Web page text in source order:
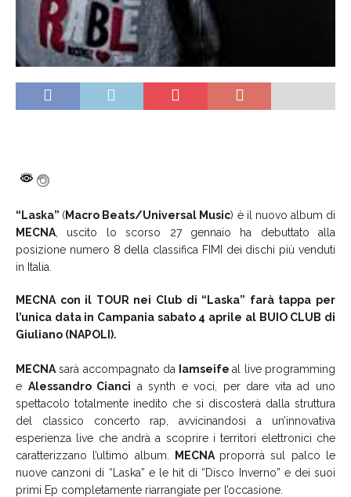
“Laska” (Macro Beats/Universal Music) è il nuovo album di
MECNA , uscito loscorso 27 gennaio ha debuttato alla
posizione numero 8 della classifica FIMI dei dischi più venduti
in Italia.
MECNA con il TOUR nei Club di “Laska” farà tappa per
l’unica data in Campania sabato 4 aprile al BUIO CLUB di
Giuliano (NAPOLI).
MECNA sarà accompagnato da Iamseifeal live programming
e Alessandro Cianci a synth e voci, per dare vita ad uno
spettacolo totalmente inedito che si discosterà dalla struttura
del classico concerto rap, avvicinandosi a un’innovativa
esperienza live che andrà a scoprire i territori elettronici che
caratterizzano l’ultimo album.
MECNA proporrà sul palco le
nuove canzoni di “Laska” e le hit di “Disco Inverno” e dei suoi
primi Ep completamente riarrangiate per l’occasione.